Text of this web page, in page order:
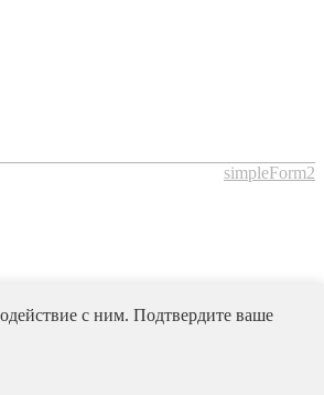
simpleForm2
с ним. Подтвердите ваше